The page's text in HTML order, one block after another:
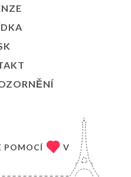
POMOCÍ V